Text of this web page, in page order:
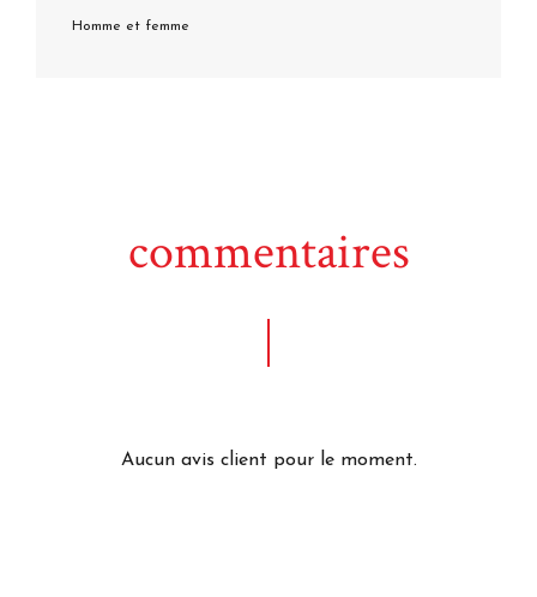
Homme et femme
commentaires
Aucun avis client pour le moment.